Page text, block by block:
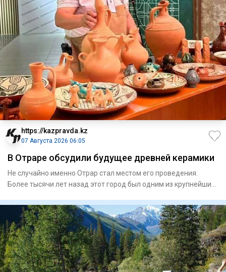
https://kazpravda.kz
07 Августа 2026 06:05
В Отраре обсудили будущее древней керамики
Не случайно именно Отрар стал местом его проведения.
Более тысячи лет назад этот город был одним из крупнейших